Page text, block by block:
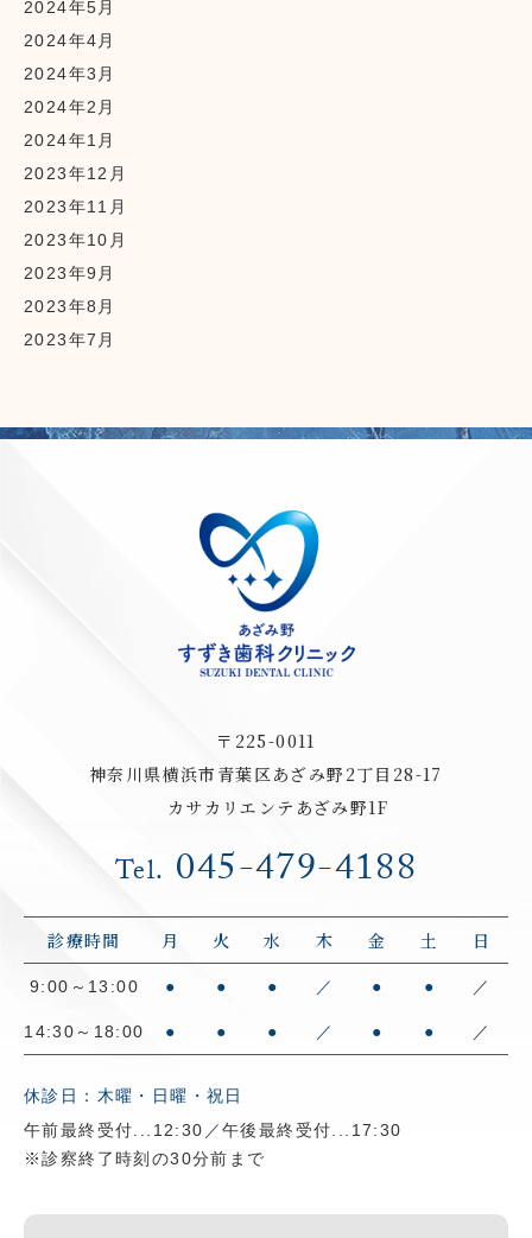
2024年5月
2024年4月
2024年3月
2024年2月
2024年1月
2023年12月
2023年11月
2023年10月
2023年9月
2023年8月
2023年7月
〒225-0011
神奈川県横浜市青葉区あざみ野2丁目28-17
カサカリエンテあざみ野1F
Tel. 045-479-4188
診療時間 月 火 水 木 金 土 日
9:00～13:00 ● ● ● ／ ● ● ／
14:30～18:00 ● ● ● ／ ● ● ／
休診日：木曜・日曜・祝日
午前最終受付...12:30／午後最終受付...17:30
※診察終了時刻の30分前まで